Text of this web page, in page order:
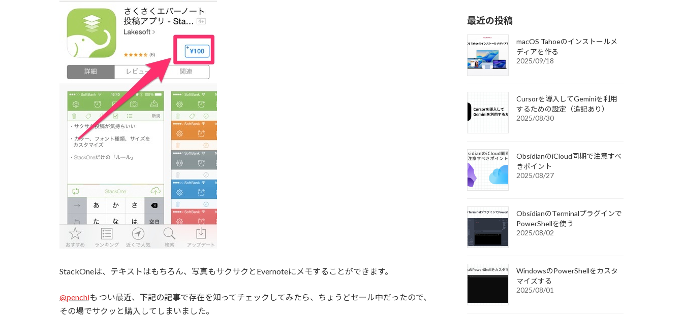
StackOneは、テキストはもちろん、写真もサクサクとEvernoteにメモすることができます。
@penchiも つい最近、下記の記事で存在を知ってチェックしてみたら、ちょうどセール中だったので、
その場でサクッと購入してしまいました。
最近の投稿
macOS Tahoeのインストールメ
ディアを作る
2025/09/18
Cursorを導入してGeminiを利用
するための設定（追記あり）
2025/08/30
ObsidianのiCloud同期で注意すべ
きポイント
2025/08/27
ObsidianのTerminalプラグインで
PowerShellを使う
2025/08/02
WindowsのPowerShellをカスタ
マイズする
2025/08/01